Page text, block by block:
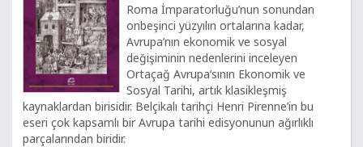
Roma İmparatorluğu’nun sonundan
onbeşinci yüzyılın ortalarına kadar,
Avrupa’nın ekonomik ve sosyal
değişiminin nedenlerini inceleyen
Ortaçağ Avrupa’sının Ekonomik ve
Sosyal Tarihi, artık klasikleşmiş
kaynaklardan birisidir. Belçikalı tarihçi Henri Pirenne’in bu
eseri çok kapsamlı bir Avrupa tarihi edisyonunun ağırlıklı
parçalarından biridir.